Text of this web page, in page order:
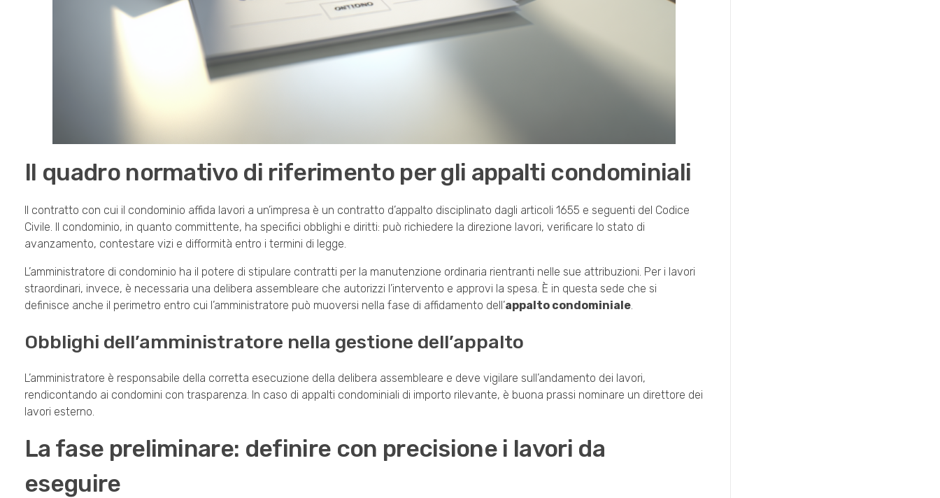
Il quadro normativo di riferimento per gli appalti condominiali
Il contratto con cui il condominio affida lavori a un’impresa è un contratto d’appalto disciplinato dagli articoli 1655 e seguenti del Codice
Civile. Il condominio, in quanto committente, ha specifici obblighi e diritti: può richiedere la direzione lavori, verificare lo stato di
avanzamento, contestare vizi e difformità entro i termini di legge.
L’amministratore di condominio ha il potere di stipulare contratti per la manutenzione ordinaria rientranti nelle sue attribuzioni. Per i lavori
straordinari, invece, è necessaria una delibera assembleare che autorizzi l’intervento e approvi la spesa. È in questa sede che si
definisce anche il perimetro entro cui l’amministratore può muoversi nella fase di affidamento dell’appalto condominiale
Obblighi dell’amministratore nella gestione dell’appalto
L’amministratore è responsabile della corretta esecuzione della delibera assembleare e deve vigilare sull’andamento dei lavori,
rendicontando ai condomini con trasparenza. In caso di appalti condominiali di importo rilevante, è buona prassi nominare un direttore dei
lavori esterno.
La fase preliminare: definire con precisione i lavori da
eseguire